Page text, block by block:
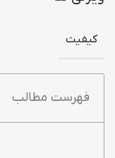
کیفیت
فهرست مطالب